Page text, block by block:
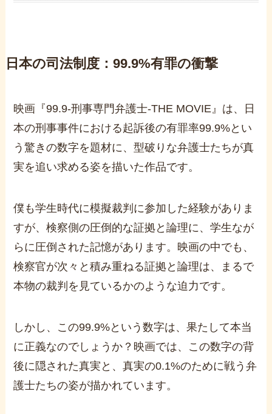
日本の司法制度： 99.9%有罪の衝撃
映画『99.9-刑事専門弁護士-THE MOVIE 』は、日
本の刑事事件における起訴後の有罪率99.9%とい
う驚きの数字を題材に、型破りな弁護士たちが真
実を追い求める姿を描いた作品です。
僕も学生時代に模擬裁判に参加した経験がありま
すが、検察側の圧倒的な証拠と論理に、学生なが
らに圧倒された記憶があります。映画の中でも、
検察官が次々と積み重ねる証拠と論理は、まるで
本物の裁判を見ているかのような迫力です。
しかし、この99.9%という数字は、果たして本当
に正義なのでしょうか？映画では、この数字の背
後に隠された真実と、真実の0.1%のために戦う弁
護士たちの姿が描かれています。